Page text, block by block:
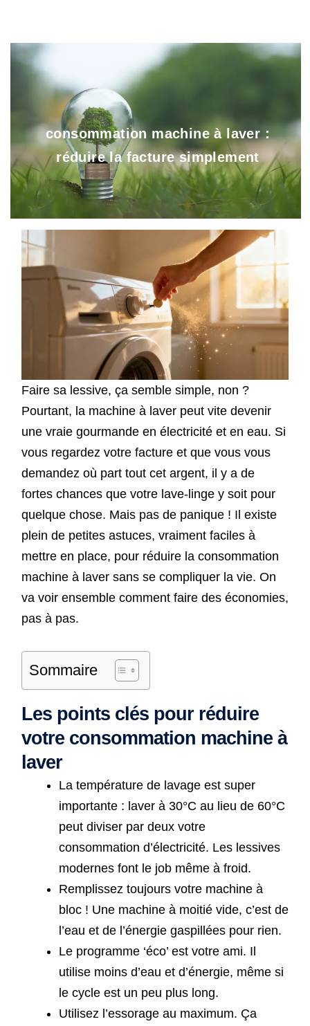
consommation machine à laver :
réduire la facture simplement
Faire sa lessive, ça semble simple, non ?
Pourtant, la machine à laver peut vite devenir
une vraie gourmande en électricité et en eau. Si
vous regardez votre facture et que vous vous
demandez où part tout cet argent, il y a de
fortes chances que votre lave-linge y soit pour
quelque chose. Mais pas de panique ! Il existe
plein de petites astuces, vraiment faciles à
mettre en place, pour réduire la consommation
machine à laver sans se compliquer la vie. On
va voir ensemble comment faire des économies,
pas à pas.
Sommaire
Les points clés pour réduire
votre consommation machine à
laver
La température de lavage est super
importante : laver à 30°C au lieu de 60°C
peut diviser par deux votre
consommation d’électricité. Les lessives
modernes font le job même à froid.
Remplissez toujours votre machine à
bloc ! Une machine à moitié vide, c’est de
l’eau et de l’énergie gaspillées pour rien.
Le programme ‘éco’ est votre ami. Il
utilise moins d’eau et d’énergie, même si
le cycle est un peu plus long.
Utilisez l’essorage au maximum. Ça